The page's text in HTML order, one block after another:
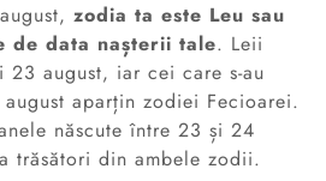
zodia ta este Leu sau
de data nașterii tale. Leii
23 august, iar cei care s-au
aparțin zodiei Fecioarei.
născute între 23 și 24
trăsători din ambele zodii.